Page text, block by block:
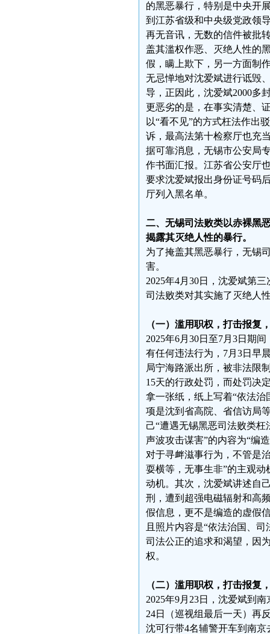
的黑恶暴行，特别是中央开
到江苏省级和中央级党政领
再无音讯，无数的信件被批
盖其滥权作恶、灭绝人性的
假，瞒上欺下，另一方面制
无忌惮地对沈爱斌进行诋毁
导，正因此，沈爱斌2000多
更恶劣的是，在事实清楚、
以“看不见”的方式枉法作出
诉，最高法第十检察厅也充
据可靠消息，无锡市公安局
作书面汇报。江苏省公安厅
要求沈爱斌报出身份证号码
厅列入黑名单。
二、无锡司法败类以赤裸黑
揭露其灭绝人性的暴行。
为了掩盖其黑恶暴行，无锡
害。
2025年4月30日，沈爱斌第
司法败类对其实施了灭绝人
（一）滥用职权，打击报复
2025年6月30日至7月3日期
有任何违法行为，7月3日早
局宁海路派出所，被非法限
15天的行政处罚，而处罚决
拿一张纸，纸上写着“依法
项是沈到省高院、省信访局
己“遭遇无锡黑恶司法败类
声波攻击谋害”的内容为“编
对于寻衅滋事行为，不管是
耍横等，无事生非”的主观
动机。其次，沈爱斌讲述自
刑，遭到超强电磁辐射和高
假信息，更不是编造的虚假
且照片内容是“依法治国、
司法公正的追求和渴望，因
权。
（二）滥用职权，打击报复
2025年9月23日，沈爱斌到
24日（巡视组最后一天）再
沈可行带4名辅警开车到南